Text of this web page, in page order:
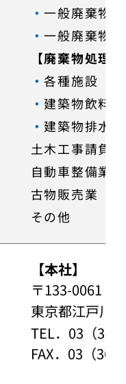
・一般廃棄物
・一般廃棄物
【廃棄物処理
・各種施設（
・建築物飲料
・建築物排水
土木工事請負業
自動車整備業
古物販売業
その他
【本社】
〒133-0061
東京都江戸川
TEL．03（
FAX．03（